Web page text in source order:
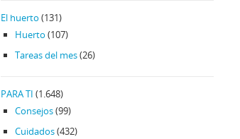
El huerto (131)
Huerto (107)
Tareas del mes(26)
PARA TI (1.648)
Consejos(99)
Cuidados(432)